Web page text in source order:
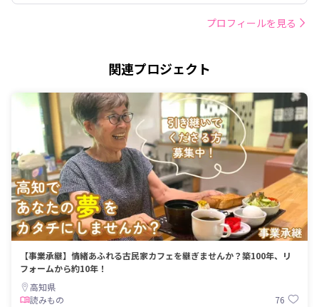
プロフィールを見る
関連プロジェクト
【事業承継】情緒あふれる古民家カフェを継ぎませんか？築100年、リ
フォームから約10年！
高知県
読みもの
76